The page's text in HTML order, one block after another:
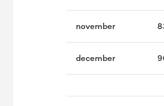
november
december